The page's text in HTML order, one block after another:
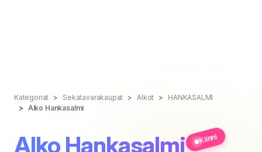
Kategoriat Sekatavarakaupat Alkot
HANKASALMI
Alko Hankasalmi
Alko Hankasalmi Kiinni